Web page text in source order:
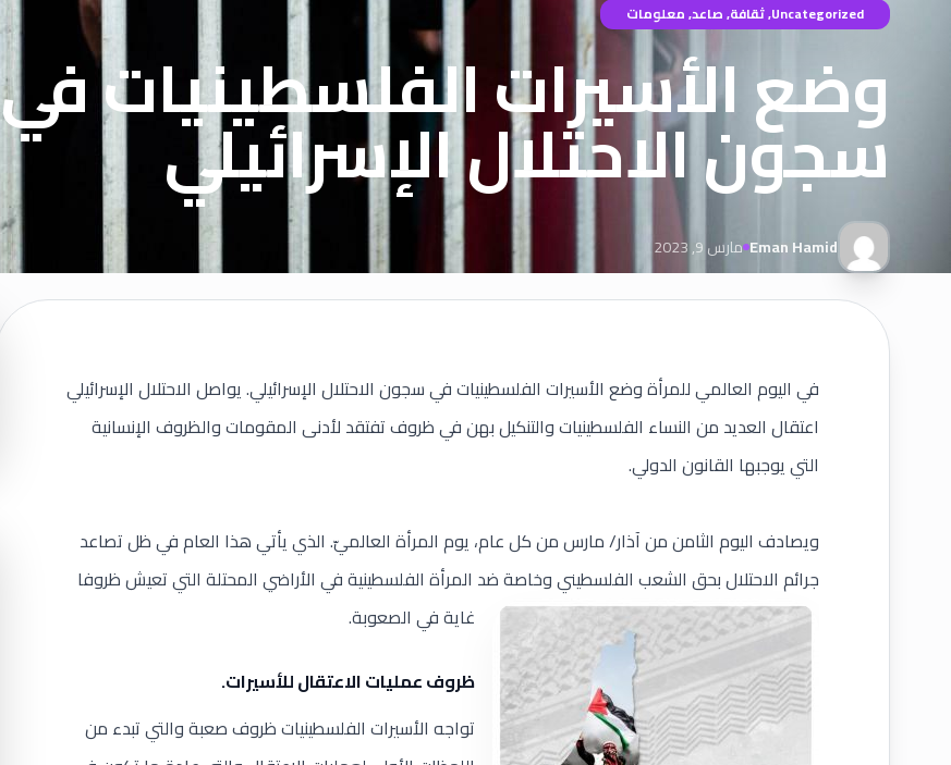
Uncategorized
,ثقافة,صاعد,معلومات
وضع الأسيرات الفلسطينيات في
سجون الاحتلال الإسرائيلي
Eman Hamid مارس 9, 2023
في اليوم العالمي للمرأةوضع الأسيرات الفلسطينيات في سجون الاحتلال الإسرائيلي. يواصل الاحتلال الإسرائيلي
اعتقال العديد من النساء الفلسطينيات والتنكيل بهن في ظروف تفتقد لأدنى المقومات والظروف الإنسانية
التي يوجبها القانون الدولي.
ويصادف اليوم الثامن من آذار/ مارس من كل عام، يوم المرأة العالميّ. الذي يأتي هذا العام في ظل تصاعد
جرائم الاحتلال بحق الشعب الفلسطيني وخاصة ضد المرأة الفلسطينية في الأراضي المحتلة التي تعيش ظروفا
غاية في الصعوبة.
ظروف عمليات الاعتقال للأسيرات.
تواجه الأسيرات الفلسطينيات ظروف صعبة والتي تبدء من